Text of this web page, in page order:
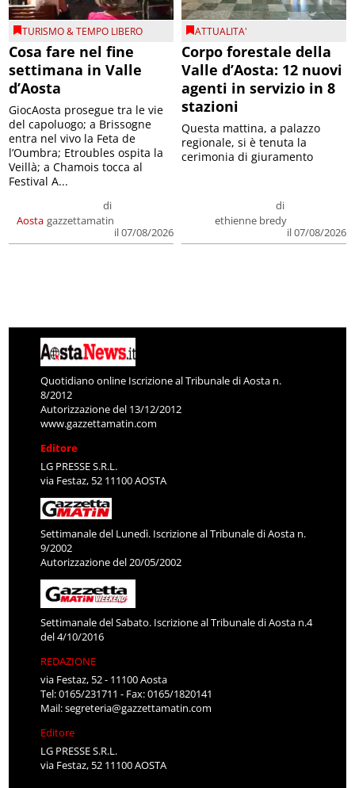
TURISMO & TEMPO LIBERO
Cosa fare nel fine
settimana in Valle
d’Aosta
Aosta
di
gazzettamatin
il 07/08/2026
GiocAosta prosegue tra le vie
del capoluogo; a Brissogne
entra nel vivo la Feta de
l’Oumbra; Etroubles ospita la
Veillà; a Chamois tocca al
Festival A...
ATTUALITA'
Corpo forestale della
Valle d’Aosta: 12 nuovi
agenti in servizio in 8
stazioni
di
ethienne bredy
il 07/08/2026
Questa mattina, a palazzo
regionale, si è tenuta la
cerimonia di giuramento
Quotidiano online Iscrizione al Tribunale di Aosta n.
8/2012
Autorizzazione del 13/12/2012
www.gazzettamatin.com
Editore
LG PRESSE S.R.L.
via Festaz, 52 11100 AOSTA
Settimanale del Lunedì. Iscrizione al Tribunale di Aosta n.
9/2002
Autorizzazione del 20/05/2002
Settimanale del Sabato. Iscrizione al Tribunale di Aosta n.4
del 4/10/2016
REDAZIONE
via Festaz, 52 - 11100 Aosta
Tel: 0165/231711 - Fax: 0165/1820141
Mail:segreteria@gazzettamatin.com
Editore
LG PRESSE S.R.L.
via Festaz, 52 11100 AOSTA